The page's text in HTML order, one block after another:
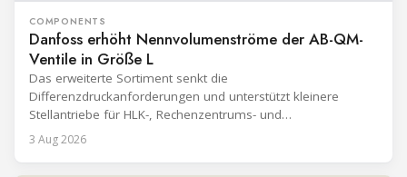
COMPONENTS
Danfoss erhöht Nennvolumenströme der AB-QM-
Ventile in Größe L
Das erweiterte Sortiment senkt die
Differenzdruckanforderungen und unterstützt kleinere
Stellantriebe für HLK-, Rechenzentrums- und
Fernkältesysteme.
3 Aug 2026